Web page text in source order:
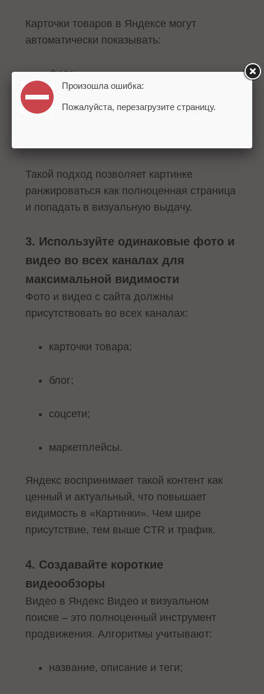
Карточки товаров в Яндексе могут
автоматически показывать:
фото;
цену;
Такой подход позволяет картинке
ранжироваться как полноценная страница
и попадать в визуальную выдачу.
3. Используйте одинаковые фото и
видео во всех каналах для
максимальной видимости
Фото и видео с сайта должны
присутствовать во всех каналах:
карточки товара;
блог;
соцсети;
маркетплейсы.
Яндекс воспринимает такой контент как
ценный и актуальный, что повышает
видимость в «Картинки». Чем шире
присутствие, тем выше CTR и трафик.
4. Создавайте короткие
видеообзоры
Видео в Яндекс Видео и визуальном
поиске – это полноценный инструмент
продвижения. Алгоритмы учитывают:
название, описание и теги;
Произошла ошибка:
Пожалуйста, перезагрузите страницу.